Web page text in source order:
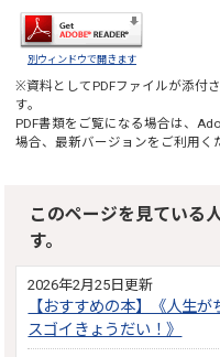
別ウィンドウで開きます
※資料としてPDFファイルが添付
す。
PDF書類をご覧になる場合は、
場合、最新バージョンをご利用く
このページを見ている
す。
2026年2月25日更新
【おすすめの本】《人生
スゴイきょうだい！》